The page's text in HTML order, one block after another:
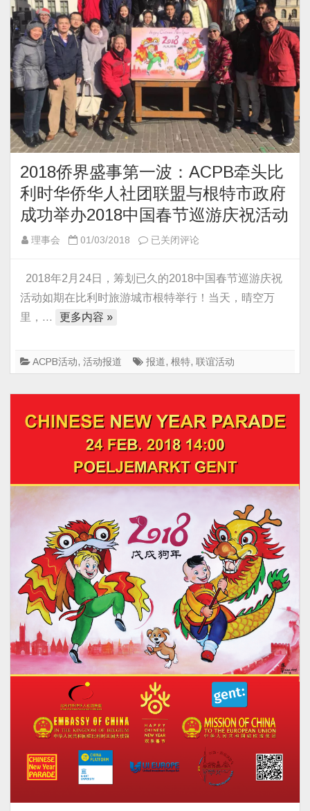
学
优
秀
青
年
者
招
聘
讲
会
2018侨界盛事第一波：ACPB牵头比
利时华侨华人社团联盟与根特市政府
成功举办2018中国春节巡游庆祝活动
理事会 01/03/2018
2018
界
盛
波：
ACPB
牵
比
利
时
人
社
盟
与
根
特
市
政
府
成
功
办
已关闭评论
2018年2月24日，筹划已久的2018中国春节巡游庆祝
活动如期在比利时旅游城市根特举行！当天，晴空万
里，…
更多内容 »
ACPB活动, 活动报道 报道, 根特, 联谊活动